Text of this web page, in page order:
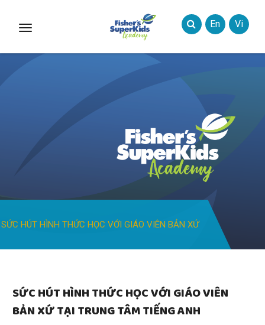
Toggle
En Vi
SỨC HÚT HÌNH THỨC HỌC VỚI GIÁO VIÊN BẢN XỨ
SỨC HÚT HÌNH THỨC HỌC VỚI GIÁO VIÊN
BẢN XỨ TẠI TRUNG TÂM TIẾNG ANH